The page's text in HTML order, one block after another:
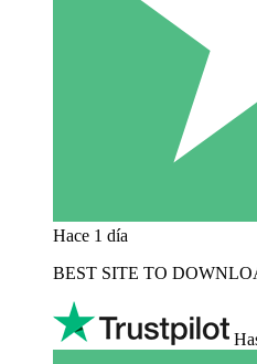
Hace 1 día
BEST SITE TO